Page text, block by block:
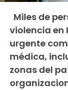
Miles de
violencia en
urgente
médica,
zonas del